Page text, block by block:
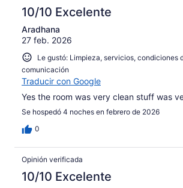
10/10 Excelente
Aradhana
27 feb. 2026
Le gustó: Limpieza, servicios, condiciones
comunicación
Traducir con Google
Yes the room was very clean stuff was
Se hospedó 4 noches en febrero de 2026
0
Opinión verificada
10/10 Excelente